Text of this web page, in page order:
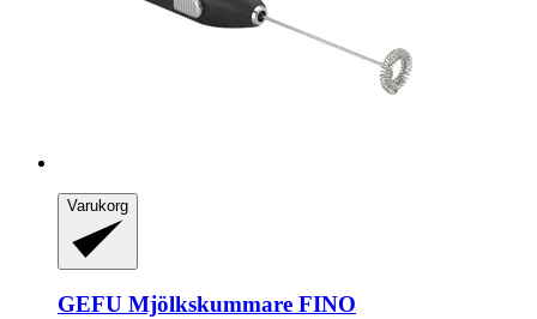
Varukorg
GEFU Mjölkskummare FINO